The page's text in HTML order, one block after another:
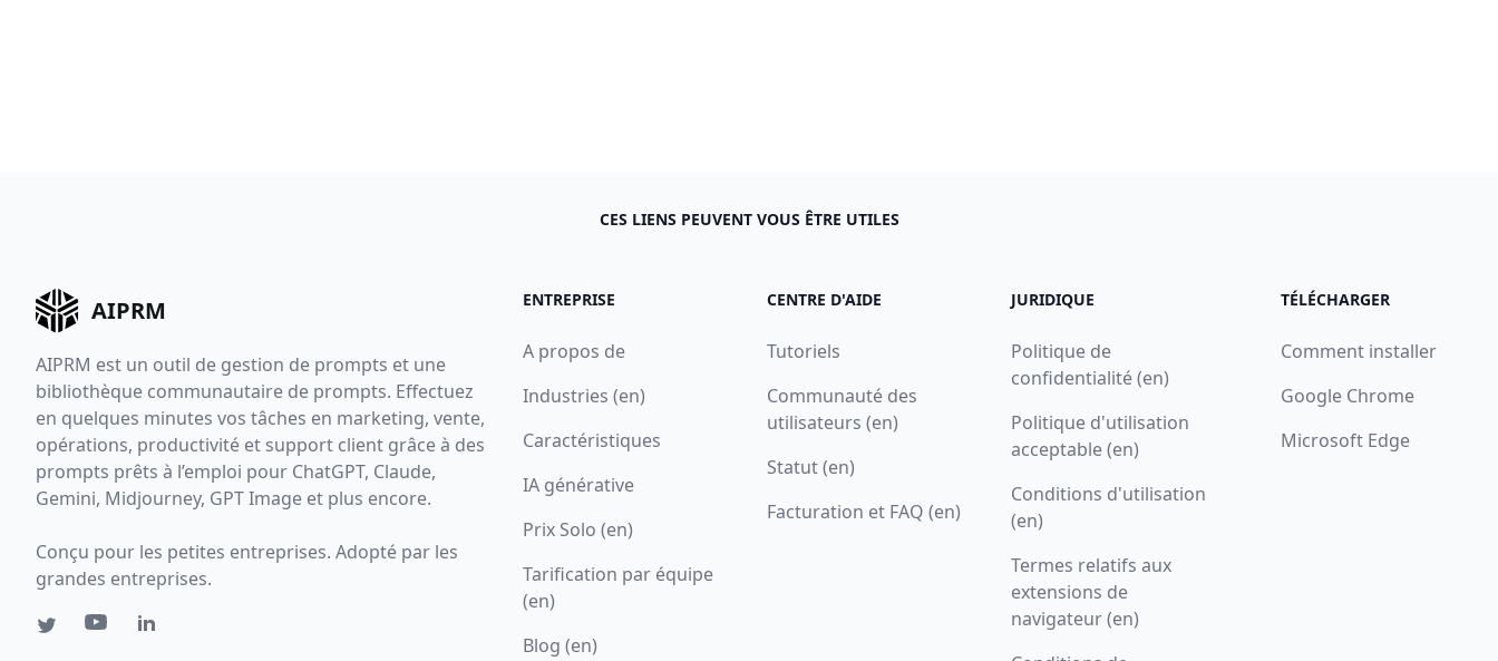
CES LIENS PEUVENT VOUS ÊTRE UTILES
AIPRM
AIPRM est un outil de gestion de prompts et une
bibliothèque communautaire de prompts. Effectuez
en quelques minutes vos tâches en marketing, vente,
opérations, productivité et support client grâce à des
prompts prêts à l’emploi pour ChatGPT, Claude,
Gemini, Midjourney, GPT Image et plus encore.
Conçu pour les petites entreprises. Adopté par les
grandes entreprises.
ENTREPRISE
A propos de
Industries (en)
Caractéristiques
IA générative
Prix Solo (en)
Tarification par équipe
(en)
Blog (en)
CENTRE D'AIDE
Tutoriels
Communauté des
utilisateurs (en)
Statut (en)
Facturation et FAQ (en)
JURIDIQUE
Politique de
confidentialité (en)
Politique d'utilisation
acceptable (en)
Conditions d'utilisation
(en)
Termes relatifs aux
extensions de
navigateur (en)
TÉLÉCHARGER
Comment installer
Google Chrome
Microsoft Edge